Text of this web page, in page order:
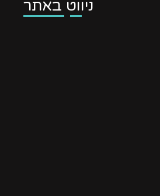
ניווט באתר